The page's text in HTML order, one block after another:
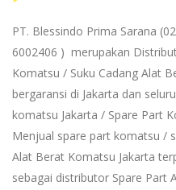
PT. Blessindo Prima Sarana
6002406 ) merupakan
Komatsu / Suku Cadang Alat
bergaransi di Jakarta dan
komatsu Jakarta / Spare Part
Menjual spare part komatsu /
Alat Berat Komatsu Jakarta
sebagai distributor Spare Part